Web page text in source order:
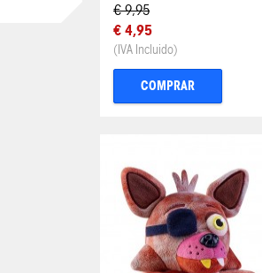
€ 9,95
€ 4,95
(IVA Incluido)
COMPRAR